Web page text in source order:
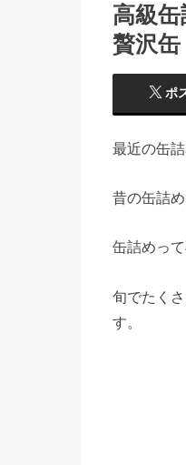
高級
贅沢缶
ポ
最近の缶
昔の缶詰
缶詰めっ
旬でたく
す。